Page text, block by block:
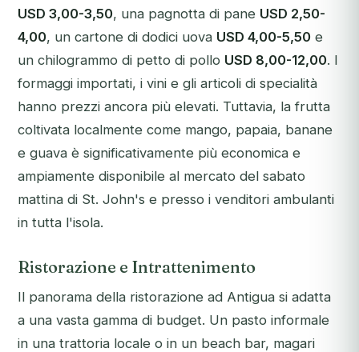
USD 3,00-3,50, una pagnotta di pane USD 2,50-
4,00, un cartone di dodici uova USD 4,00-5,50 e
un chilogrammo di petto di pollo USD 8,00-12,00. I
formaggi importati, i vini e gli articoli di specialità
hanno prezzi ancora più elevati. Tuttavia, la frutta
coltivata localmente come mango, papaia, banane
e guava è significativamente più economica e
ampiamente disponibile al mercato del sabato
mattina di St. John's e presso i venditori ambulanti
in tutta l'isola.
Ristorazione e Intrattenimento
Il panorama della ristorazione ad Antigua si adatta
a una vasta gamma di budget. Un pasto informale
in una trattoria locale o in un beach bar, magari